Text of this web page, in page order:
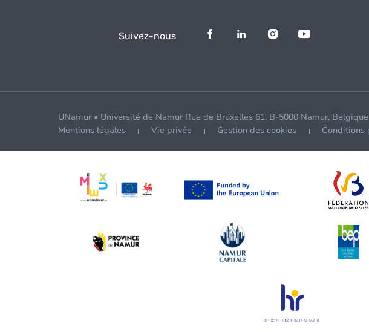
Suivez-nous
UNamur • Université de Namur Rue de Bruxelles 61, B-5000 Namur, Belgique
Mentions légales
Vie privée Gestion des cookies Conditions